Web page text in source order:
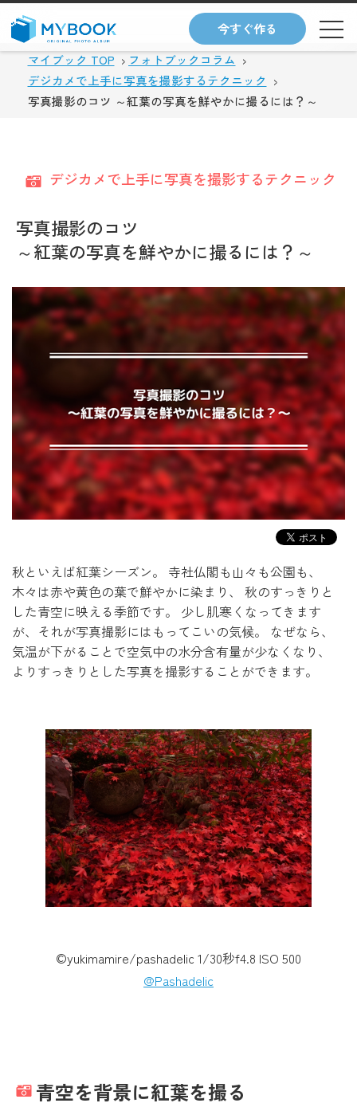
今すぐ作る
マイブック TOP
フォトブックコラム
デジカメで上手に写真を撮影するテクニック
写真撮影のコツ ～紅葉の写真を鮮やかに撮るには？～
デジカメで上手に写真を撮影するテクニック
写真撮影のコツ
～紅葉の写真を鮮やかに撮るには？～
秋といえば紅葉シーズン。
寺社仏閣も山々も公園も、
木々は赤や黄色の葉で鮮やかに染まり、
秋のすっきりと
した青空に映える季節です。
少し肌寒くなってきます
が、それが写真撮影にはもってこいの気候。
なぜなら、
気温が下がることで空気中の水分含有量が少なくなり、
よりすっきりとした写真を撮影することができます。
©yukimamire/pashadelic 1/30秒f4.8 ISO 500
@Pashadelic
青空を背景に紅葉を撮る